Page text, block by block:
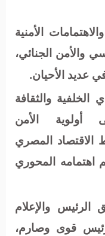
الأمنية
والأمن الجنائي،
عديد الأحيان.
الخلفية والثقافة
أولوية الأمن
الاقتصاد المصري
اهتمامه المحوري
الرئيس والإعلام
قوى وصارم،